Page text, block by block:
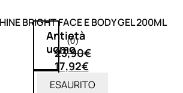
Antietà
uomo
Detergente
BRIGHT FACE E BODY GEL 200ML
(0)
23,90€
17,92€
ESAURITO